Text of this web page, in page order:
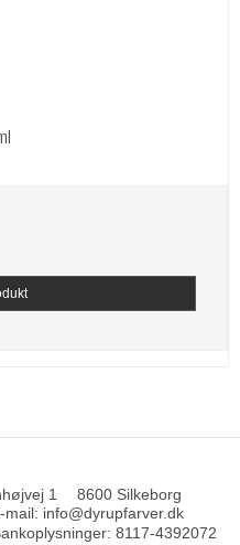
1
8600 Silkeborg
mail: info@dyrupfarver.dk
: 8117-4392072